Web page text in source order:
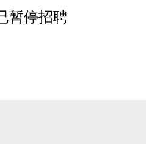
暂停招聘